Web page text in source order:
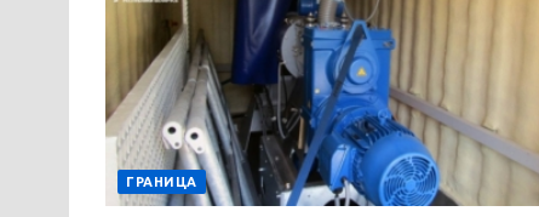
ГРАНИЦА